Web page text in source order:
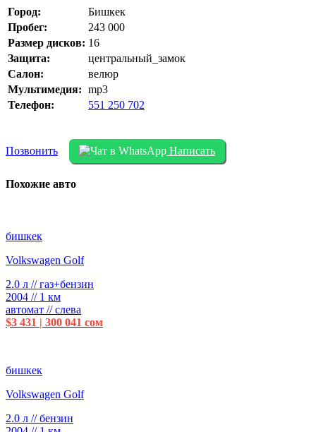
Город:
Бишкек
Пробег:
243 000
Размер дисков: 16
Защита:
центральный_замок
Салон:
велюр
Мультимедия: mp3
Телефон:
551 250 702
Позвонить Написать
Похожие авто
бишкек
Volkswagen Golf
2.0 л // газ+бензин
2004 // 1 км
автомат // слева
$3 431 | 300 041 сом
бишкек
Volkswagen Golf
2.0 л // бензин